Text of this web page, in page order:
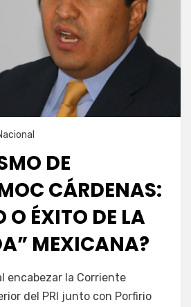
DE
CÁRDENAS:
O ÉXITO DE LA
MEXICANA?
encabezar la Corriente
del PRI junto con Porfirio